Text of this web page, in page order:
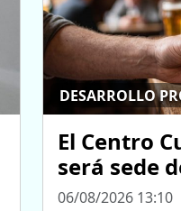
DESARROLLO
El Centro
será sede
06/08/2026 13:10